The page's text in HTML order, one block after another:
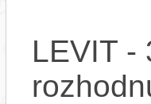
LEVIT -